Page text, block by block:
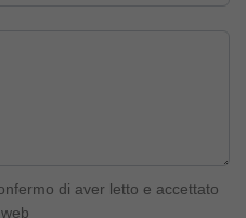
di aver letto e accettato